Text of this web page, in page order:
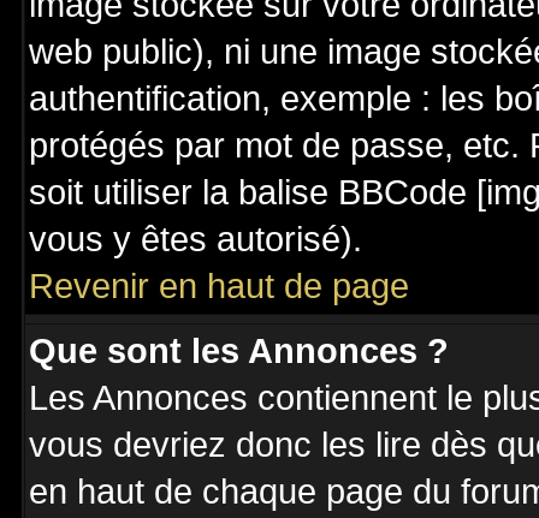
web public), ni une image
authentification, exemple : les
protégés par mot de passe, etc.
soit utiliser la balise BBCode
vous y êtes autorisé).
Revenir en haut de page
Que sont les Annonces ?
Les Annonces contiennent le
vous devriez donc les lire dès
en haut de chaque page du